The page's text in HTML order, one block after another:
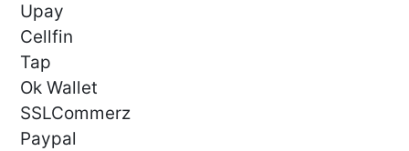
Upay
Cellfin
Tap
Ok Wallet
SSLCommerz
Paypal